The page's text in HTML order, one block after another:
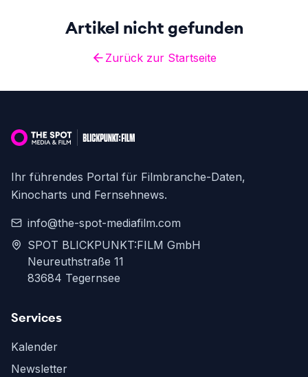
Artikel nicht gefunden
Zurück zur Startseite
Ihr führendes Portal für Filmbranche-Daten,
Kinocharts und Fernsehnews.
info@the-spot-mediafilm.com
SPOT BLICKPUNKT:FILM GmbH
Neureuthstraße 11
83684 Tegernsee
Services
Kalender
Newsletter